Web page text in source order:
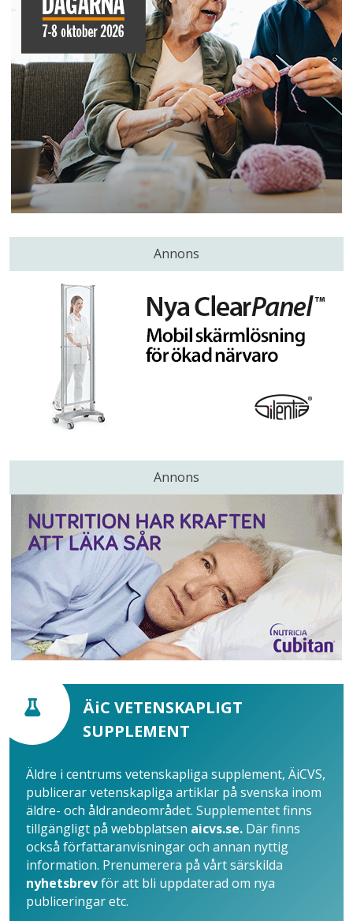
Annons
Annons
ÄiC VETENSKAPLIGT
SUPPLEMENT
Äldre i centrums vetenskapliga supplement, ÄiCVS,
publicerar vetenskapliga artiklar på svenska inom
äldre- och åldrandeområdet. Supplementet finns
tillgängligt på webbplatsen aicvs.se. Där finns
också författaranvisningar och annan nyttig
information. Prenumerera på vårt särskilda
nyhetsbrevför att bli uppdaterad om nya
publiceringar etc.